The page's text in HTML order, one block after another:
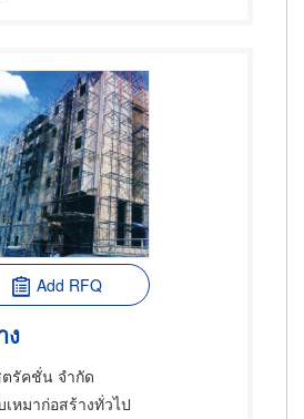
Add RFQ
ง
รัคชั่น จำกัด
เหมาก่อสร้างทั่วไป